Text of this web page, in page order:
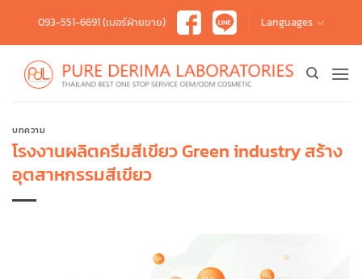
content
093-551-6691 (เบอร์ฝ่ายขาย) Languages
บทความ
โรงงานผลิตครีมสีเขียว Green industry สร้าง
อุตสาหกรรมสีเขียว